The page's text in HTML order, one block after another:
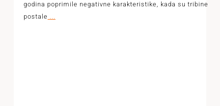
godina poprimile negativne karakteristike, kada su tribine
postale ...